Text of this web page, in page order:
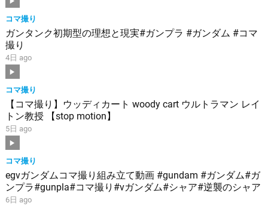
コマ撮り
ガンタンク初期型の理想と現実#ガンプラ #ガンダム #コマ
撮り
4日 ago
コマ撮り
【コマ撮り】ウッディカート woody cart ウルトラマン レイ
トン教授 【stop motion】
5日 ago
コマ撮り
egνガンダムコマ撮り組み立て動画 #gundam #ガンダム#ガ
ンプラ#gunpla#コマ撮り#νガンダム#シャア#逆襲のシャア
6日 ago